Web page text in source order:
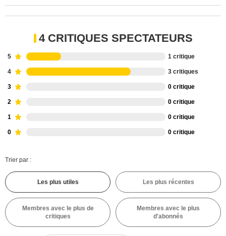
4 CRITIQUES SPECTATEURS
5 1 critique
4 3 critiques
3 0 critique
2 0 critique
1 0 critique
0 0 critique
Trier par :
Les plus utiles Les plus récentes
Membres avec le plus de
critiques
Membres avec le plus
d'abonnés